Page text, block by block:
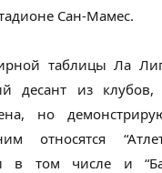
Сан-Мамес.
таблицы Ла
десант из
но
относятся
в том числе и